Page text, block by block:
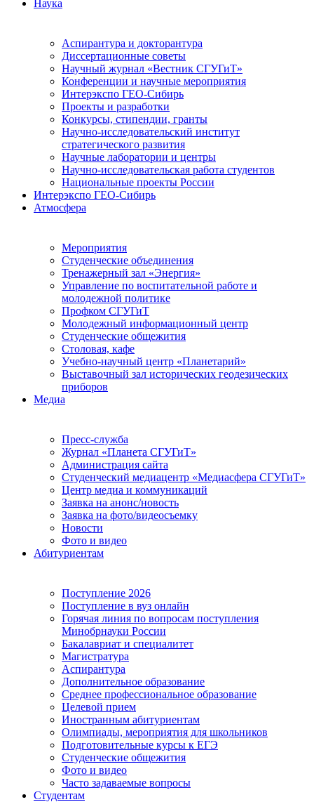
Наука
Аспирантура и докторантура
Диссертационные советы
Научный журнал «Вестник СГУГиТ»
Конференции и научные мероприятия
Интерэкспо ГЕО-Сибирь
Проекты и разработки
Конкурсы, стипендии, гранты
Научно-исследовательский институт
стратегического развития
Научные лаборатории и центры
Научно-исследовательская работа студентов
Национальные проекты России
Интерэкспо ГЕО-Сибирь
Атмосфера
Мероприятия
Студенческие объединения
Тренажерный зал «Энергия»
Управление по воспитательной работе и
молодежной политике
Профком СГУГиТ
Молодежный информационный центр
Студенческие общежития
Столовая, кафе
Учебно-научный центр «Планетарий»
Выставочный зал исторических геодезических
приборов
Медиа
Пресс-служба
Журнал «Планета СГУГиТ»
Администрация сайта
Студенческий медиацентр «Медиасфера СГУГиТ»
Центр медиа и коммуникаций
Заявка на анонс/новость
Заявка на фото/видеосъемку
Новости
Фото и видео
Абитуриентам
Поступление 2026
Поступление в вуз онлайн
Горячая линия по вопросам поступления
Минобрнауки России
Бакалавриат и специалитет
Магистратура
Аспирантура
Дополнительное образование
Среднее профессиональное образование
Целевой прием
Иностранным абитуриентам
Олимпиады, мероприятия для школьников
Подготовительные курсы к ЕГЭ
Студенческие общежития
Фото и видео
Часто задаваемые вопросы
Студентам